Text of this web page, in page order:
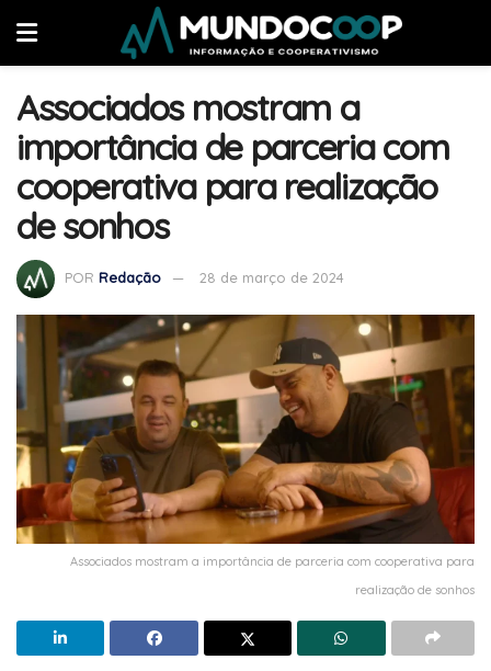
Associados mostram a
importância de parceria com
cooperativa para realização
de sonhos
POR Redação 28 de março de 2024
Associados mostram a importância de parceria com cooperativa para
realização de sonhos